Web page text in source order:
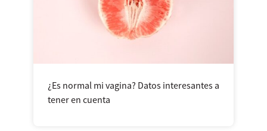
¿Es normal mi vagina? Datos interesantes a
tener en cuenta